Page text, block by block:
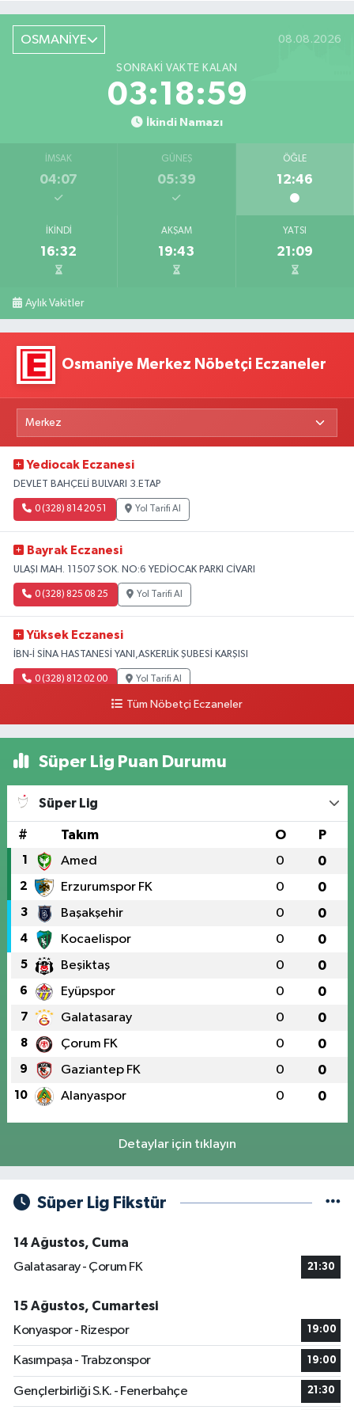
OSMANİYE 08.08.2026
SONRAKI VAKTE KALAN
03:18:58
İkindi Namazı
İMSAK
04:07
GÜNEŞ
05:39
ÖĞLE
12:46
İKINDI
16:32
AKŞAM
19:43
YATSI
21:09
Aylık Vakitler
Osmaniye Merkez Nöbetçi Eczaneler
Yediocak Eczanesi
DEVLET BAHÇELİ BULVARI 3.ETAP
0 (328) 814 20 51 Yol Tarifi Al
Bayrak Eczanesi
ULAŞI MAH. 11507 SOK. NO:6 YEDİOCAK PARKI CİVARI
0 (328) 825 08 25 Yol Tarifi Al
Yüksek Eczanesi
İBN-İ SİNA HASTANESİ YANI,ASKERLİK ŞUBESİ KARŞISI
0 (328) 812 02 00 Yol Tarifi Al
Tüm Nöbetçi Eczaneler
Süper Lig Puan Durumu
Süper Lig
# Takım O P
1 Amed 0 0
2 Erzurumspor FK 0 0
3 Başakşehir 0 0
4 Kocaelispor 0 0
5 Beşiktaş 0 0
6 Eyüpspor 0 0
7 Galatasaray 0 0
8 Çorum FK 0 0
9 Gaziantep FK 0 0
10 Alanyaspor 0 0
Detaylar için tıklayın
Süper Lig Fikstür
14 Ağustos, Cuma
Galatasaray - Çorum FK
21:30
15 Ağustos, Cumartesi
Konyaspor - Rizespor
19:00
Kasımpaşa - Trabzonspor 19:00
Gençlerbirliği S.K. - Fenerbahçe 21:30